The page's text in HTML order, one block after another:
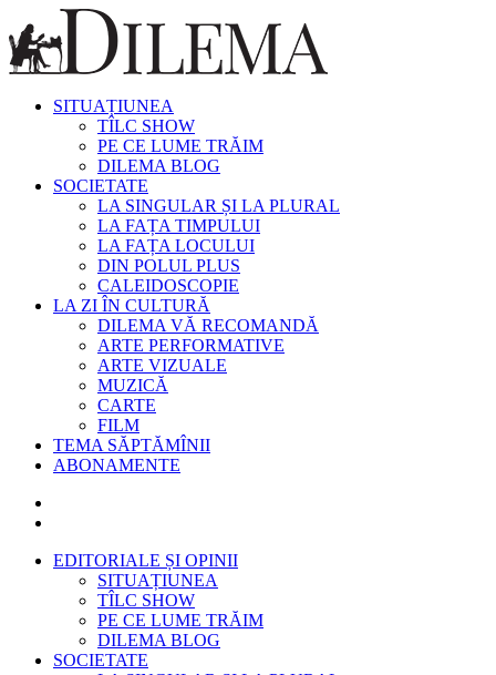
SITUAȚIUNEA
TÎLC SHOW
PE CE LUME TRĂIM
DILEMA BLOG
SOCIETATE
LA SINGULAR ȘI LA PLURAL
LA FAȚA TIMPULUI
LA FAȚA LOCULUI
DIN POLUL PLUS
CALEIDOSCOPIE
LA ZI ÎN CULTURĂ
DILEMA VĂ RECOMANDĂ
ARTE PERFORMATIVE
ARTE VIZUALE
MUZICĂ
CARTE
FILM
TEMA SĂPTĂMÎNII
ABONAMENTE
EDITORIALE ȘI OPINII
SITUAȚIUNEA
TÎLC SHOW
PE CE LUME TRĂIM
DILEMA BLOG
SOCIETATE